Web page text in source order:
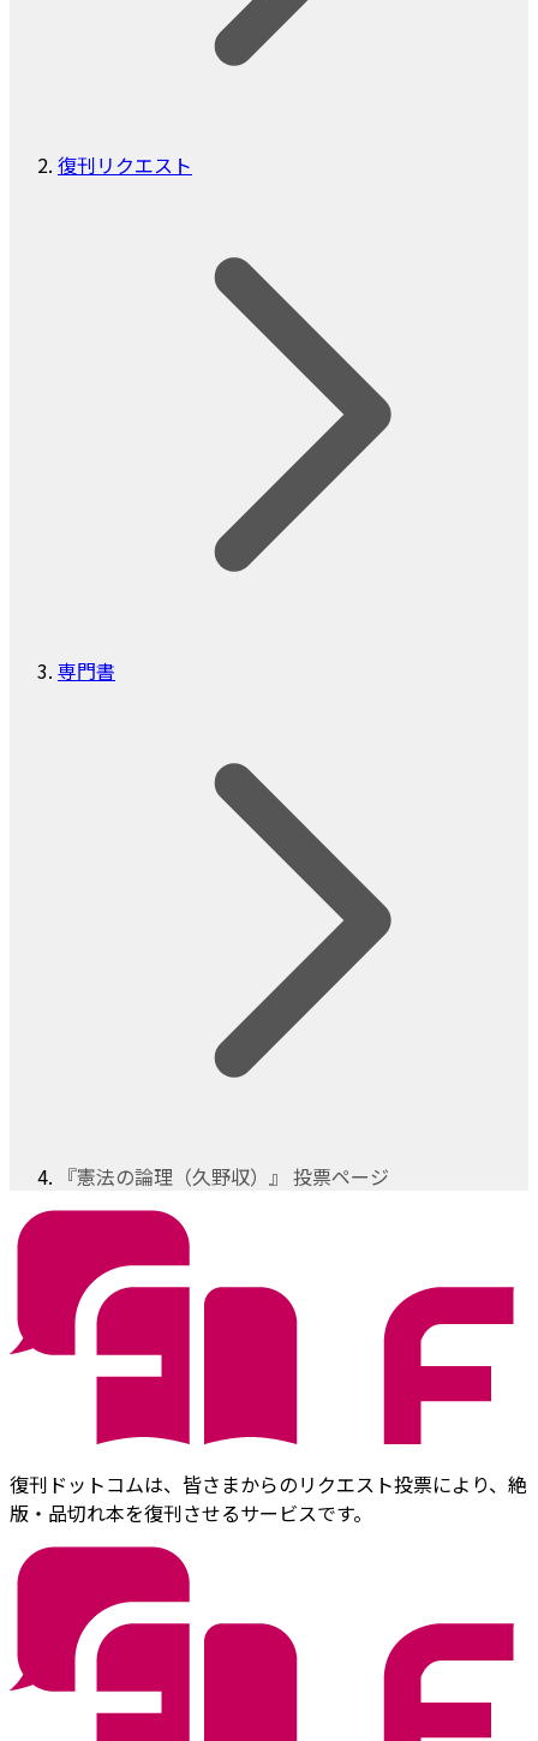
復刊リクエスト
専門書
『憲法の論理（久野収）』 投票ページ
復刊ドットコムは、皆さまからのリクエスト投票により、絶
版・品切れ本を復刊させるサービスです。